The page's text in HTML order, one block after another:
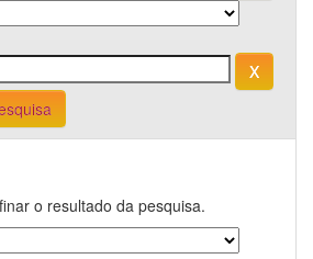
o resultado da pesquisa.